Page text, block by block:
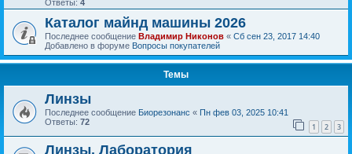
Ответы: 4
Каталог майнд машины 2026
Последнее сообщение Владимир Никонов « Сб сен 23, 2017 14:40
Добавлено в форуме Вопросы покупателей
Темы
Линзы
Последнее сообщение Биорезонанс « Пн фев 03, 2025 10:41
Ответы: 72 1 2 3
Линзы. Лаборатория